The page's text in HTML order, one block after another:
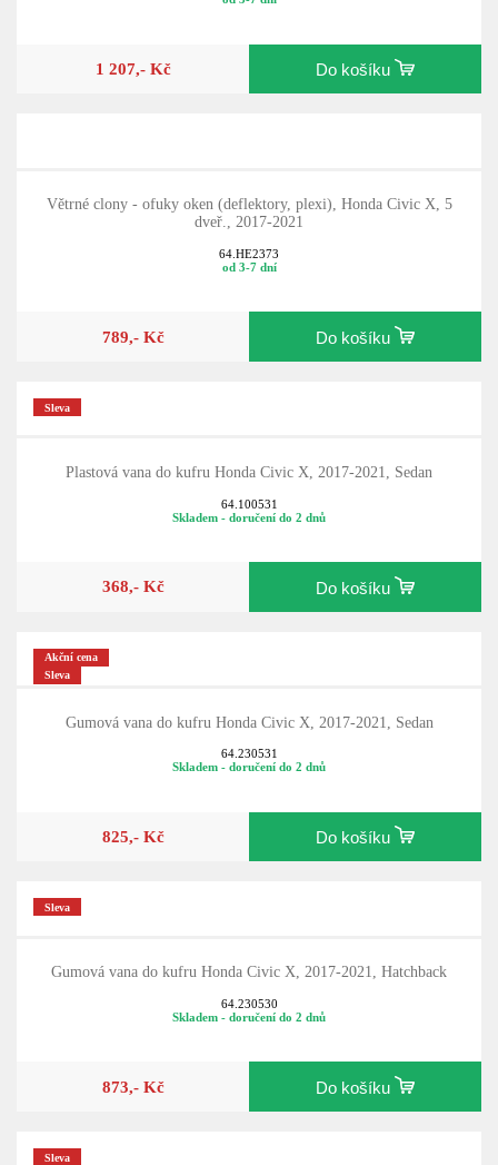
1 207,- Kč Do košíku
Větrné clony - ofuky oken (deflektory, plexi), Honda Civic X, 5
dveř., 2017-2021
64.HE2373
od 3-7 dní
789,- Kč Do košíku
Sleva
Plastová vana do kufru Honda Civic X, 2017-2021, Sedan
64.100531
Skladem - doručení do 2 dnů
368,- Kč Do košíku
Akční cena
Sleva
Gumová vana do kufru Honda Civic X, 2017-2021, Sedan
64.230531
Skladem - doručení do 2 dnů
825,- Kč Do košíku
Sleva
Gumová vana do kufru Honda Civic X, 2017-2021, Hatchback
64.230530
Skladem - doručení do 2 dnů
873,- Kč Do košíku
Sleva